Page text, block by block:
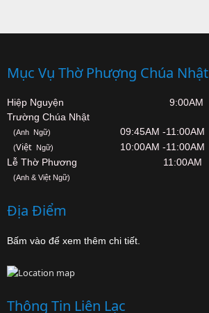
Mục Vụ Thờ Phượng Chúa Nhật
Hiệp Nguyện 9:00AM
Trường Chúa Nhật
(Anh Ngữ) 09:45AM -11:00AM
(Việt Ngữ)
10:00AM -11:00AM
Lễ Thờ Phương 11:00AM
(Anh & Việt Ngữ)
Địa Điểm
Bấm vào để xem thêm chi tiết.
Thông Tin Liên Lạc